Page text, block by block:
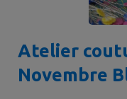
Atelier
Novembre